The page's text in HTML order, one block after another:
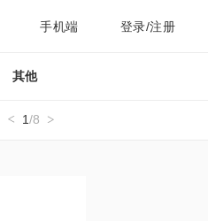
手机端 登录/注册
其他
1/8